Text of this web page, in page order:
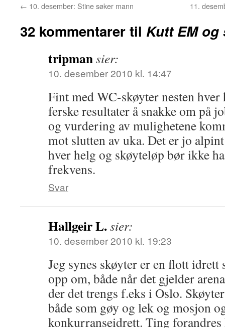
← 10. desember: Stine søker mann 11.
32 kommentarer til Kutt EM og
tripmansier:
10. desember 2010 kl. 14:47
Fint med WC-skøyter nesten hver
ferske resultater å snakke om på
og vurdering av mulighetene
mot slutten av uka. Det er jo
hver helg og skøyteløp bør ikke
frekvens.
Svar
Hallgeir L.sier:
10. desember 2010 kl. 19:23
Jeg synes skøyter er en flott idrett
opp om, både når det gjelder
der det trengs f.eks i Oslo.
både som gøy og lek og mosjon
konkurranseidrett. Ting